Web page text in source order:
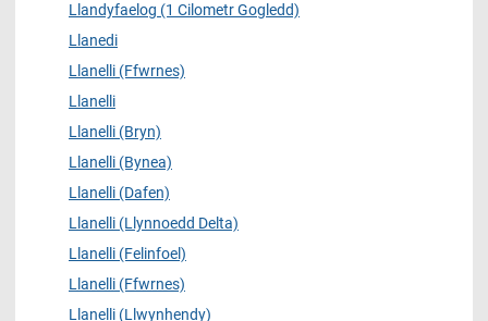
Llandyfaelog (1 Cilometr Gogledd)
Llanedi
Llanelli (Ffwrnes)
Llanelli
Llanelli (Bryn)
Llanelli (Bynea)
Llanelli (Dafen)
Llanelli (Llynnoedd Delta)
Llanelli (Felinfoel)
Llanelli (Ffwrnes)
Llanelli (Llwynhendy)